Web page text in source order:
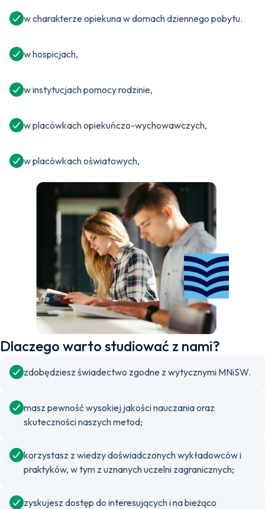
w charakterze opiekuna w domach dziennego pobytu.
w hospicjach,
w instytucjach pomocy rodzinie,
w placówkach opiekuńczo-wychowawczych,
w placówkach oświatowych,
Dlaczego warto studiować z nami?
zdobędziesz świadectwo zgodne z wytycznymi MNiSW.
masz pewność wysokiej jakości nauczania oraz
skuteczności naszych metod;
korzystasz z wiedzy doświadczonych wykładowców i
praktyków, w tym z uznanych uczelni zagranicznych;
zyskujesz dostęp do interesujących i na bieżąco